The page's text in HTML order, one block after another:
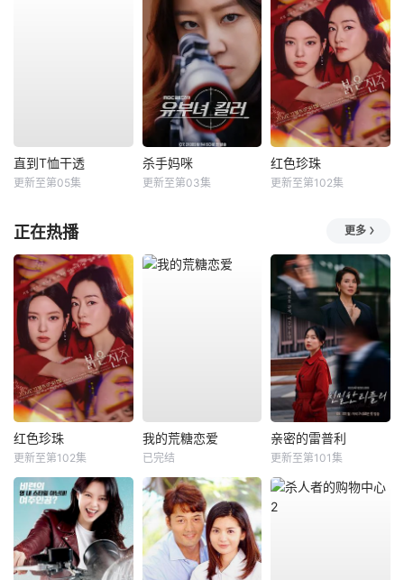
直到T恤干透
更新至第05集
杀手妈咪
更新至第03集
红色珍珠
更新至第102集
正在热播 更多
红色珍珠
更新至第102集
我的荒糖恋爱
已完结
亲密的雷普利
更新至第101集